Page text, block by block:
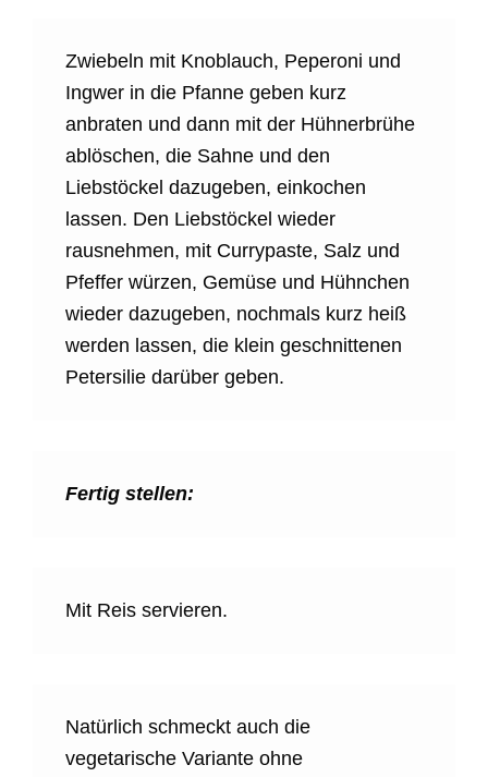
Zwiebeln mit Knoblauch, Peperoni und
Ingwer in die Pfanne geben kurz
anbraten und dann mit der Hühnerbrühe
ablöschen, die Sahne und den
Liebstöckel dazugeben, einkochen
lassen. Den Liebstöckel wieder
rausnehmen, mit Currypaste, Salz und
Pfeffer würzen, Gemüse und Hühnchen
wieder dazugeben, nochmals kurz heiß
werden lassen, die klein geschnittenen
Petersilie darüber geben.
Fertig stellen:
Mit Reis servieren.
Natürlich schmeckt auch die
vegetarische Variante ohne